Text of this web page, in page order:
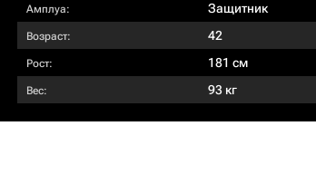
Амплуа: Защитник
Возраст: 42
Рост: 181 см
Вес: 93 кг